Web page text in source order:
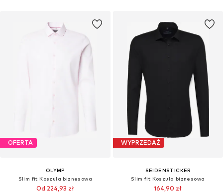
OFERTA
OLYMP
Slim fit Koszula biznesowa
Od 224,93 zł
WYPRZEDAŻ
SEIDENSTICKER
Slim fit Koszula biznesowa
164,90 zł